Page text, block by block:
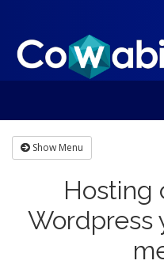
Show Menu
Hosting
Wordpress